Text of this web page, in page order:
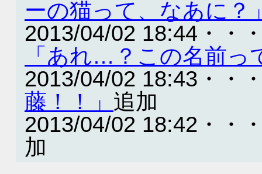
ーの猫って、なあに？
2013/04/02 18:44・・
「あれ…？この名前
2013/04/02 18:43・・
藤！！」 追加
2013/04/02 18:42・・
加